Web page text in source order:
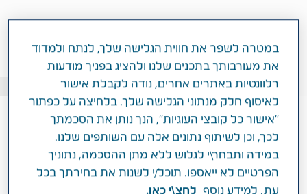
Getty images: valentinrussanov
מאת: ענת ניר גנש
במטרה לשפר את חווית הגלישה שלך, לנתח ולמדוד
את מעורבותך בתכנים שלנו ולהציג בפניך מודעות
רלוונטיות באתרים אחרים, נודה לקבלת אישור
לאיסוף חלק מנתוני הגלישה שלך. בלחיצה על כפתור
"אישור כל קובצי העוגיות", הנך נותן את הסכמתך
לכך, וכן לשיתוף נתונים אלה עם השותפים שלנו.
במידה ותבחר\י לגלוש ללא מתן ההסכמה, נתוניך
הפרטיים לא ייאספו. תוכל/י לשנות את בחירתך בכל
עת. למידע נוסף
לחצ\י כאן.